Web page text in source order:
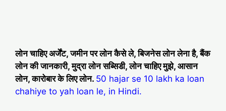
लोन चाहिए अर्जेंट, जमीन पर लोन कैसे ले, बिजनेस लोन लेना है, बैंक
लोन की जानकारी, मुद्रा लोन सब्सिडी, लोन चाहिए मुझे, आसान
लोन, कारोबार के लिए लोन. 50 hajar se 10 lakh ka loan
chahiye to yah loan le, in Hindi.